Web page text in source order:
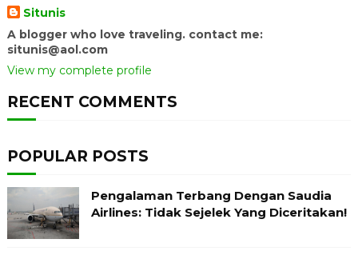
Situnis
A blogger who love traveling. contact me:
situnis@aol.com
View my complete profile
RECENT COMMENTS
POPULAR POSTS
Pengalaman Terbang Dengan Saudia
Airlines: Tidak Sejelek Yang Diceritakan!